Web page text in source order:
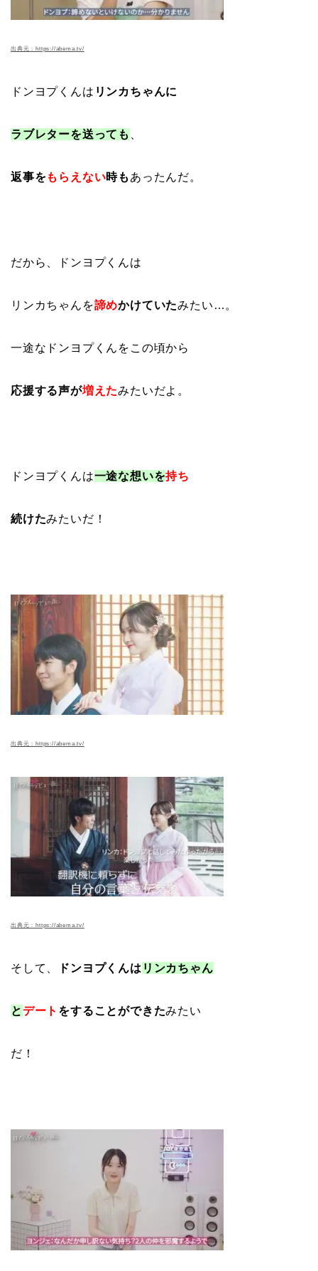
出典元：https://abema.tv/
ドンヨプくんは リンカちゃんに
ラブレターを送っても
返事をもらえない時も あったんだ。
だから、ドンヨプくんは
リンカちゃんを諦めかけていたみたい…。
一途なドンヨプくんをこの頃から
応援する声が増えたみたいだよ。
ドンヨプくんは一途な想いを持ち
続けたみたいだ！
出典元：https://abema.tv/
出典元：https://abema.tv/
そして、 ドンヨプくんは リンカちゃん
とデート をすることができたみたい
だ！